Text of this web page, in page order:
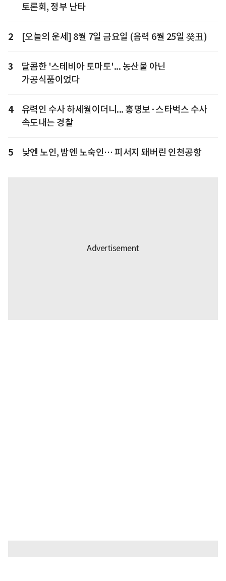
토론회, 정부 난타
2 [오늘의 운세] 8월 7일 금요일 (음력 6월 25일 癸丑)
3
달콤한 '스테비아 토마토'... 농산물 아닌
가공식품이었다
4
유력인 수사 하세월이더니... 홍명보·스타벅스 수사
속도내는 경찰
5 낮엔 노인, 밤엔 노숙인… 피서지 돼버린 인천공항